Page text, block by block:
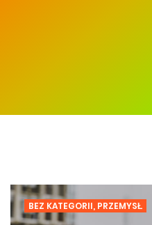
BEZ KATEGORII, PRZEMYSŁ